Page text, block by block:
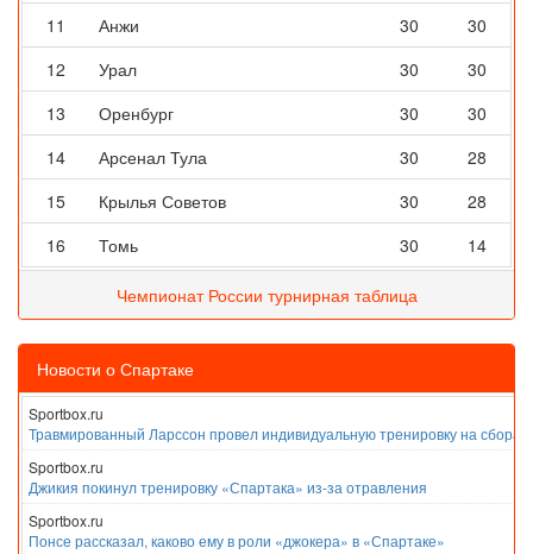
11
Анжи 30
30
12
Урал 30
30
13
Оренбург 30
30
14
Арсенал Тула 30
28
15
Крылья Советов 30
28
16
Томь 30 14
Чемпионат России турнирная таблица
Новости о Спартаке
Sportbox.ru
Травмированный Ларссон провел индивидуальную тренировку на
Sportbox.ru
Джикия покинул тренировку «Спартака» из-за отравления
Sportbox.ru
Понсе рассказал, каково ему в роли «джокера» в «Спартаке»